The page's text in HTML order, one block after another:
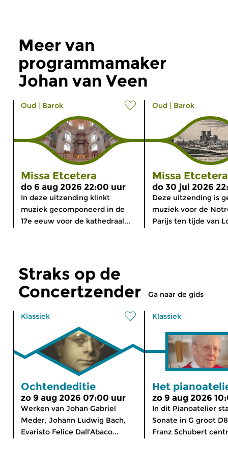
Meer van
programmamaker
Johan van Veen
Oud | Barok
Missa Etcetera
do 6 aug 2026 22:00 uur
In deze uitzending klinkt
muziek gecomponeerd in de
17e eeuw voor de kathedraal...
Oud | Barok
Missa Etcetera
do 30 jul 2026
Deze uitzending is
muziek voor de
Parijs ten tijde van
Straks op de
Concertzender
Ga naar de gids
Klassiek
Ochtendeditie
zo 9 aug 2026 07:00 uur
Werken van Johan Gabriel
Meder, Johann Ludwig Bach,
Evaristo Felice Dall’Abaco...
Klassiek
Het
zo 9 aug 2026
In dit Pianoatelier
Sonate in G groot
Franz Schubert